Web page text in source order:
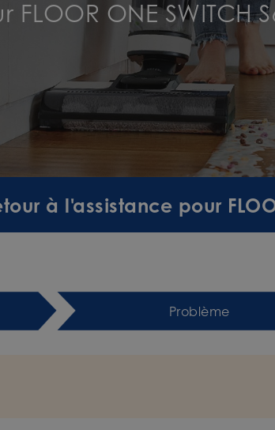
ONE SWITCH
à l'assistance pour
Problème